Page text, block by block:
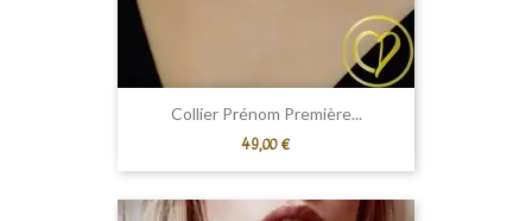
Collier Prénom Première...
Prix
49,00 €